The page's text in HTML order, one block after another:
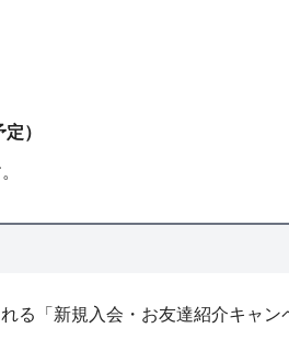
）
る「新規入会・お友達紹介キャ